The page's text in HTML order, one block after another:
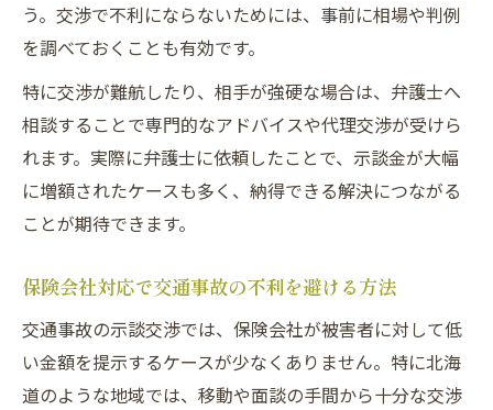
う。交渉で不利にならないためには、事前に相場や判例
を調べておくことも有効です。
特に交渉が難航したり、相手が強硬な場合は、弁護士へ
相談することで専門的なアドバイスや代理交渉が受けら
れます。実際に弁護士に依頼したことで、示談金が大幅
に増額されたケースも多く、納得できる解決につながる
ことが期待できます。
保険会社対応で交通事故の不利を避ける方法
交通事故の示談交渉では、保険会社が被害者に対して低
い金額を提示するケースが少なくありません。特に北海
道のような地域では、移動や面談の手間から十分な交渉